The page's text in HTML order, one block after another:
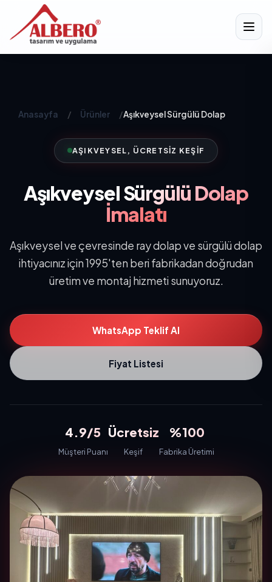
Anasayfa / Ürünler /Aşıkveysel Sürgülü Dolap
AŞIKVEYSEL, ÜCRETSIZ KEŞIF
AşıkveyselSürgülü Dolap
İmalatı
Aşıkveysel ve çevresinde ray dolap ve sürgülü dolap
ihtiyacınız için 1995'ten beri fabrikadan doğrudan
üretim ve montaj hizmeti sunuyoruz.
WhatsApp Teklif Al
Fiyat Listesi
4.9/5
Müşteri Puanı
Ücretsiz
Keşif
%100
Fabrika Üretimi